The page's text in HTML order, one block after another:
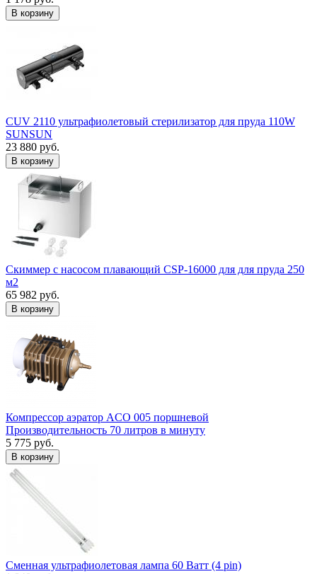
В корзину
CUV 2110 ультрафиолетовый стерилизатор для пруда 110W
SUNSUN
23 880 руб.
В корзину
Скиммер с насосом плавающий CSP-16000 для для пруда 250
м2
65 982 руб.
В корзину
Компрессор аэратор ACO 005 поршневой
Производительность 70 литров в минуту
5 775 руб.
В корзину
Сменная ультрафиолетовая лампа 60 Ватт (4 pin)